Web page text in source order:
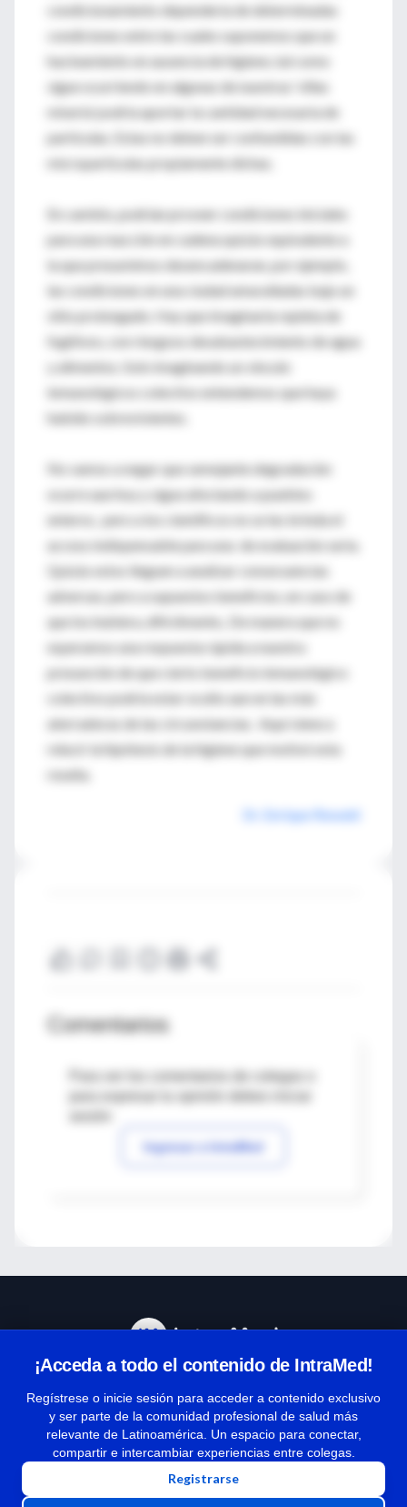
condicionamiento dependería de determinadas
condiciones entre las cuales suponemos que un
hacinamiento en ausencia de higiene, tal como
sigue ocurriendo en algunas de nuestras ‘villas
miseria’ podría aportar la cantidad necesaria de
partículas. Estas no deben ser confundidas con las
micropartículas propiamente dichas.
En cambio, podrían proveer condiciones iniciales
para una reacción en cadena quizás equivalente a
la que presumimos desencadenaran, por ejemplo,
las condiciones en una ciudad amuralladas bajo un
sitio prolongado. Hay que imaginarla repleta de
fugitivos, con riesgoso desabastecimiento de agua
y alimentos. Solo imaginando un vínculo
inmunológicos colectivo entendemos que haya
habido sobrevivientes.
No vamos a negar que semejante degradación
ocurre aun hoy y sigue afectando a pueblos
enteros, pero a los científicos no se les brinda el
acceso indispensable para una de evaluación seria.
Quizás estos lleguen a analizar consecuencias
adversas, pero a supuestos beneficios, en caso de
que los hubiera, difícilmente,. De manera que no
esperamos una respuesta rápida a nuestra
presunción de que cierto beneficio inmunológico
colectivo podría estar oculto aun en las más
aterradoras de las circunstancias. Aquí viene a
relucir la hipótesis de la higiene que motivó esta
reseña.
Dr. Enrique Rewald
Comentarios
Para ver los comentarios de colegas o
Ingresar a IntraMed
¡Acceda a todo el contenido de IntraMed!
Regístrese o inicie sesión para acceder a contenido exclusivo
y ser parte de la comunidad profesional de salud más
relevante de Latinoamérica. Un espacio para conectar,
compartir e intercambiar experiencias entre colegas.
Registrarse
Términos y condiciones
| Políticas de privacidad
| Todos los derechos reservados | Copyright 1997-2026